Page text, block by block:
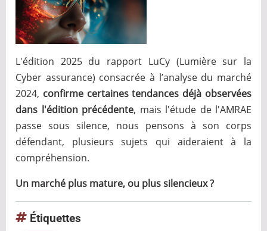
L'édition 2025 du rapport LuCy (Lumière sur la
Cyber assurance) consacrée à l’analyse du marché
2024, confirme certaines tendances déjà observées
dans l'édition précédente, mais l'étude de l'AMRAE
passe sous silence, nous pensons à son corps
défendant, plusieurs sujets qui aideraient à la
compréhension.
Un marché plus mature, ou plus silencieux ?
Étiquettes